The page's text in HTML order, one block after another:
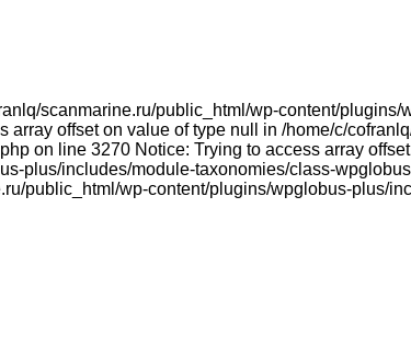
scanmarine.ru/public_html/wp-content/
offset on value of type null in /home/c/
on line 3270 Notice: Trying to access array
plus/includes/module-taxonomies/class-
public_html/wp-content/plugins/wpglobus-plus/